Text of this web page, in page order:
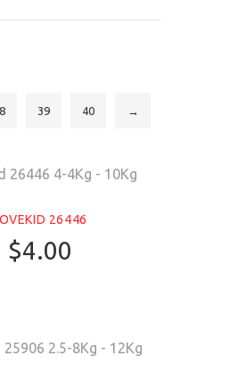
39 40 →
26446
$4.00